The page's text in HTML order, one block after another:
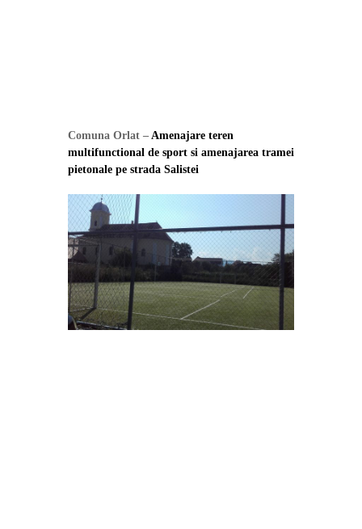
Comuna Orlat – Amenajare teren
multifunctional de sport si amenajarea tramei
pietonale pe strada Salistei